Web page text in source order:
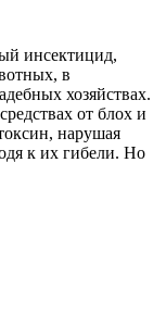
инсектицид,
в
хозяйствах.
от блох и
нарушая
к их гибели. Но